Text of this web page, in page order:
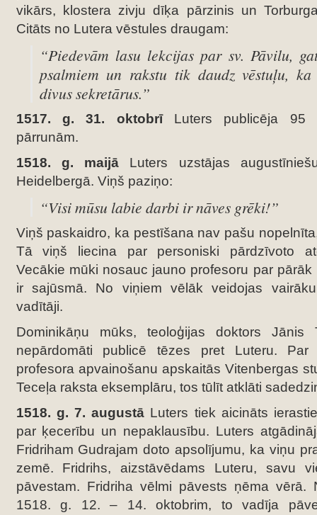
vikārs, klostera zivju dīķa pārzinis un
Citāts no Lutera vēstules draugam:
“Piedevām lasu lekcijas par sv. Pāvilu,
psalmiem un rakstu tik daudz vēstuļu,
divus sekretārus.”
1517. g. 31. oktobrīLuters publicēja 95
pārrunām.
1518. g. maijā Luters uzstājas
Heidelbergā. Viņš paziņo:
“Visi mūsu labie darbi ir nāves grēki!”
Viņš paskaidro, ka pestīšana nav pašu
Tā viņš liecina par personiski pārdzīvoto
Vecākie mūki nosauc jauno profesoru par
ir sajūsmā. No viņiem vēlāk veidojas
vadītāji.
Dominikāņu mūks, teoloģijas doktors Jānis
nepārdomāti publicē tēzes pret Luteru.
profesora apvainošanu apskaitās Vitenbergas
Teceļa raksta eksemplāru, tos tūlīt atklāti
1518. g. 7. augustā Luters tiek aicināts
par ķecerību un nepaklausību. Luters
Fridriham Gudrajam doto apsolījumu, ka viņu
zemē. Fridrihs, aizstāvēdams Luteru, savu
pāvestam. Fridriha vēlmi pāvests ņēma vērā.
1518. g. 12. – 14. oktobrim, to vadīja